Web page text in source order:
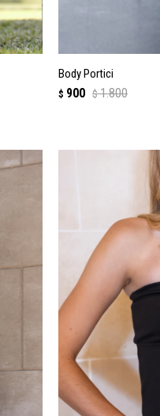
Body Portici
$ 900 $ 1.800